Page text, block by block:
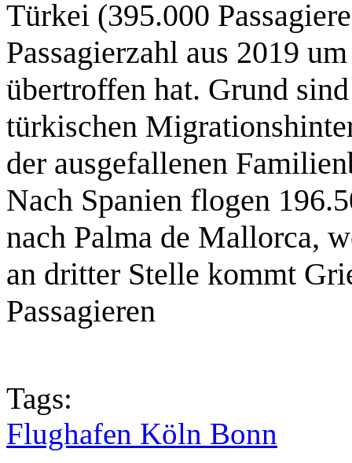
Türkei (395.000
Passagierzahl aus 2019
übertroffen hat. Grund
türkischen
der ausgefallenen
Nach Spanien flogen
nach Palma de Mallorca,
an dritter Stelle kommt
Passagieren
Tags:
Flughafen Köln Bonn